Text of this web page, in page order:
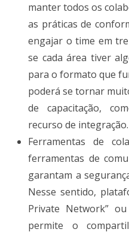
manter todos os
as práticas de
engajar o time em
se cada área tiver
para o formato que
poderá se tornar
de capacitação,
recurso de integração.
Ferramentas de
ferramentas de
garantam a
Nesse sentido,
Private Network”
permite o